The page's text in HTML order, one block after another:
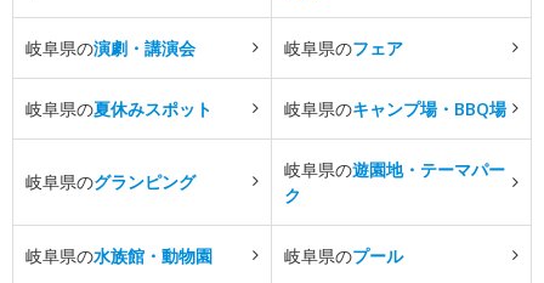
岐阜県の演劇・講演会 岐阜県のフェア
岐阜県の夏休みスポット 岐阜県のキャンプ場・BBQ場
岐阜県のグランピング
岐阜県の遊園地・テーマパー
ク
岐阜県の水族館・動物園 岐阜県のプール